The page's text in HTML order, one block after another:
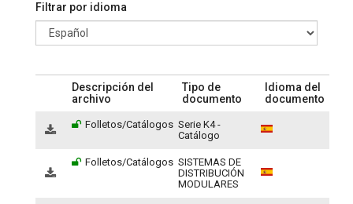
Filtrar por idioma
Descripción del
archivo
Tipo de
documento
Idioma del
documento
Folletos/Catálogos Serie K4 -
Catálogo
Folletos/Catálogos SISTEMAS DE
DISTRIBUCIÓN
MODULARES